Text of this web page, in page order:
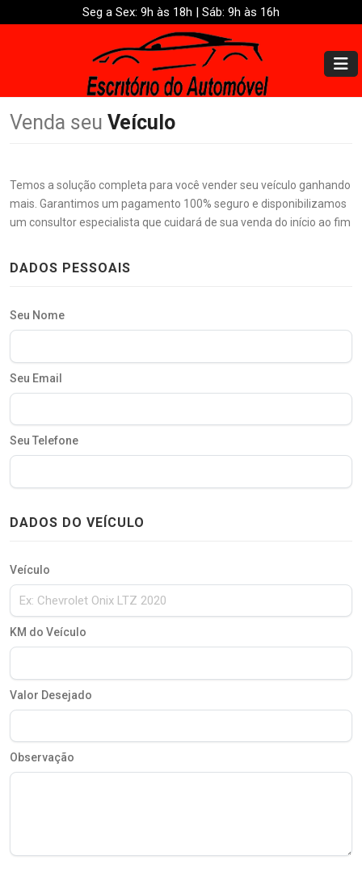
Seg a Sex: 9h às 18h | Sáb: 9h às 16h
Venda seu Veículo
Temos a solução completa para você vender seu veículo ganhando
mais. Garantimos um pagamento 100% seguro e disponibilizamos
um consultor especialista que cuidará de sua venda do início ao fim
DADOS PESSOAIS
Seu Nome
Seu Email
Seu Telefone
DADOS DO VEÍCULO
Veículo
KM do Veículo
Valor Desejado
Observação